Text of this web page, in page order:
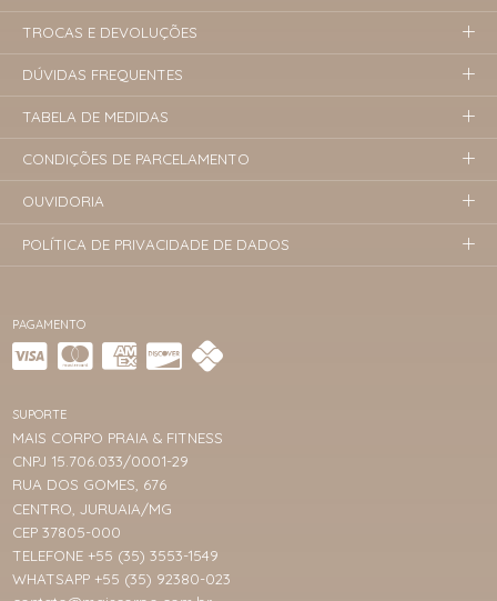
PAGAMENTO
SUPORTE
MAIS CORPO PRAIA & FITNESS
CNPJ 15.706.033/0001-29
RUA DOS GOMES, 676
CENTRO, JURUAIA/MG
CEP 37805-000
TELEFONE +55 (35) 3553-1549
WHATSAPP +55 (35) 92380-023
TROCAS E DEVOLUÇÕES
DÚVIDAS FREQUENTES
TABELA DE MEDIDAS
CONDIÇÕES DE PARCELAMENTO
OUVIDORIA
POLÍTICA DE PRIVACIDADE DE DADOS